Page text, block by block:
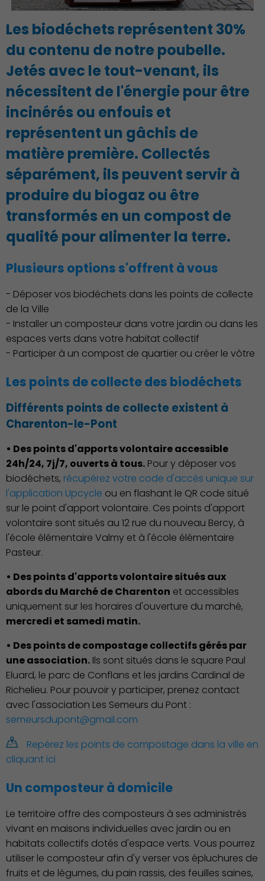
Famille
Action Sociale Solidarité
vie
Culture
Économie Commerce
Emploi
Les biodéchets représentent 30%
du contenu de notre poubelle.
Jetés avec le tout-venant, ils
nécessitent de l'énergie pour être
incinérés ou enfouis et
représentent un gâchis de
matière première. Collectés
séparément, ils peuvent servir à
produire du biogaz ou être
transformés en un compost de
qualité pour alimenter la terre.
Plusieurs options s'offrent à vous
- Déposer vos biodéchets dans les points de collecte
de la Ville
- Installer un composteur dans votre jardin ou dans les
espaces verts dans votre habitat collectif
- Participer à un compost de quartier ou créer le vôtre
Les points de collecte des biodéchets
Différents points de collecte existent à
Charenton-le-Pont
• Des points d'apports volontaire accessible
24h/24, 7j/7, ouverts à tous. Pour y déposer vos
biodéchets, récupérez votre code d'accès unique sur
l'application Upcycle ou en flashant le QR code situé
sur le point d'apport volontaire. Ces points d'apport
volontaire sont situés au 12 rue du nouveau Bercy, à
l'école élémentaire Valmy et à l'école élémentaire
Pasteur.
• Des points d'apports volontaire situés aux
abords du Marché de Charenton et accessibles
uniquement sur les horaires d'ouverture du marché,
mercredi et samedi matin.
• Des points de compostage collectifs gérés par
une association. Ils sont situés dans le square Paul
Eluard, le parc de Conflans et les jardins Cardinal de
Richelieu. Pour pouvoir y participer, prenez contact
avec l'association Les Semeurs du Pont :
semeursdupont@gmail.com
Repérez les points de compostage dans la ville en
cliquant ici
Un composteur à domicile
Le territoire offre des composteurs à ses administrés
vivant en maisons individuelles avec jardin ou en
habitats collectifs dotés d'espace verts. Vous pourrez
utiliser le composteur afin d'y verser vos épluchures de
fruits et de légumes, du pain rassis, des feuilles saines,